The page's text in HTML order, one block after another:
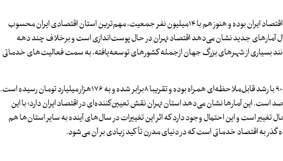
به گزارش همشهری، استان تهران در طول دهه‌های گذشته رکن اقتصاد ایران بوده و هنوز هم با ۱۴میلیون نفر جمعیت، مهم‌ترین استان اقتصادی ایران محسوب
آمارهای جدید نشان می‌دهد اقتصاد تهران در حال پوست‌اندازی است و برخلاف چند دهه
بسیاری از شهرهای بزرگ جهان ازجمله کشورهای توسعه‌یافته، به سمت فعالیت‌های خدماتی
طبق آمارهای موجود، تولید ناخالص داخلی استان تهران در دهه۹۰ با رشد قابل‌ملاحظه‌ای همراه بوده و تقریبا ۸برابر شده و به ۱۷۶هزار میلیارد تومان رسیده است.
سهم استان تهران از تولید ناخالص داخلی ایران ۲۲.۴درصد است. این آمارها نشان می‌دهد استان تهران نقش تعیین‌کننده‌ای در اقتصاد ایران دارد؛ با این
است و این احتمال وجود دارد که اثر این تغییرات در سال‌های آینده به سایر استان‌ها هم
گذر به اقتصاد خدماتی است که در دنیای مدرن تأکید زیادی بر آن می‌شود.